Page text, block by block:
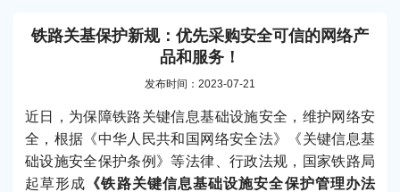
铁路关基保护新规：优先采购安全可信的网络产
品和服务！
发布时间：2023-07-21
近日，为保障铁路关键信息基础设施安全，维护网络安
全，根据《中华人民共和国网络安全法》《关键信息基
础设施安全保护条例》等法律、行政法规，国家铁路局
起草形成 《铁路关键信息基础设施安全保护管理办法